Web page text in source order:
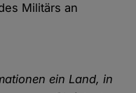
Militärs an
ein Land, in